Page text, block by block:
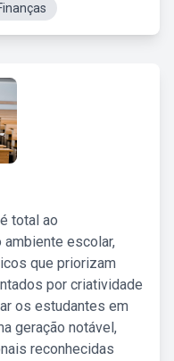
total ao
escolar,
que priorizam
por criatividade
os estudantes em
geração notável,
reconhecidas